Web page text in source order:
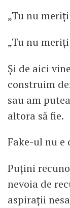
„Tu nu
„Tu nu
Și de aici
construim
sau am
altora să fie.
Fake-ul nu e
Puțini
nevoia de
aspirații